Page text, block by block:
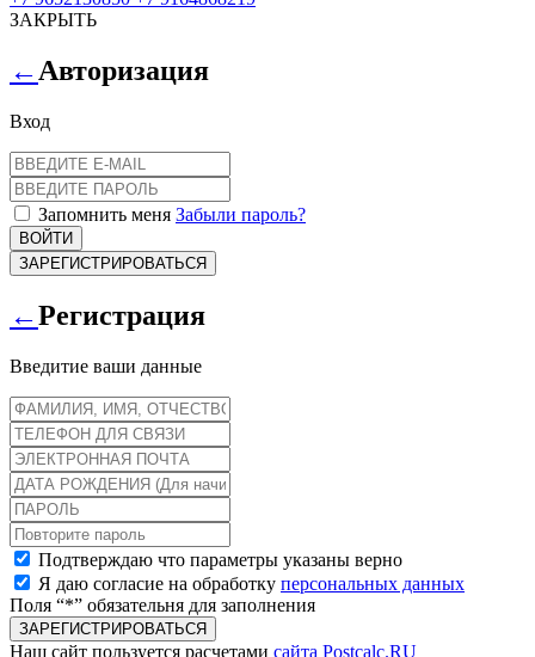
ЗАКРЫТЬ
←Авторизация
Вход
Запомнить меня Забыли пароль?
ВОЙТИ
ЗАРЕГИСТРИРОВАТЬСЯ
←Регистрация
Введитие ваши данные
Подтверждаю что параметры указаны верно
Я даю согласие на обработку персональных данных
Поля “*” обязательня для заполнения
ЗАРЕГИСТРИРОВАТЬСЯ
Наш сайт пользуется расчетами сайта Postcalc.RU